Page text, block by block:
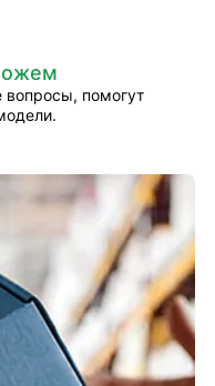
вопросы, помогут